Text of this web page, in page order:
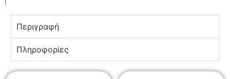
Περιγραφή
Πληροφορίες